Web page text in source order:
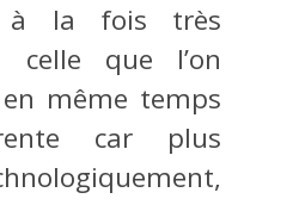
à la fois très
celle que l’on
même temps
car plus